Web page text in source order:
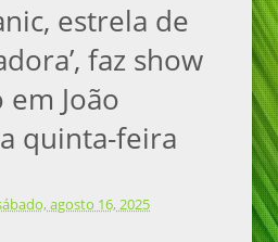
estrela de
faz show
João
quinta-feira
agosto 16, 2025